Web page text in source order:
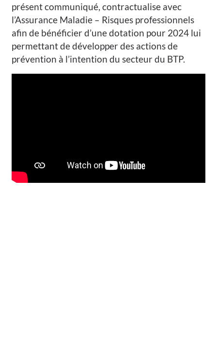
présent communiqué, contractualise avec
l’Assurance Maladie – Risques professionnels
afin de bénéficier d’une dotation pour 2024 lui
permettant de développer des actions de
prévention à l’intention du secteur du BTP.